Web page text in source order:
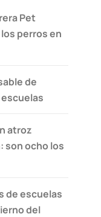
Pet
perros en
de
atroz
son ocho los
de escuelas
del